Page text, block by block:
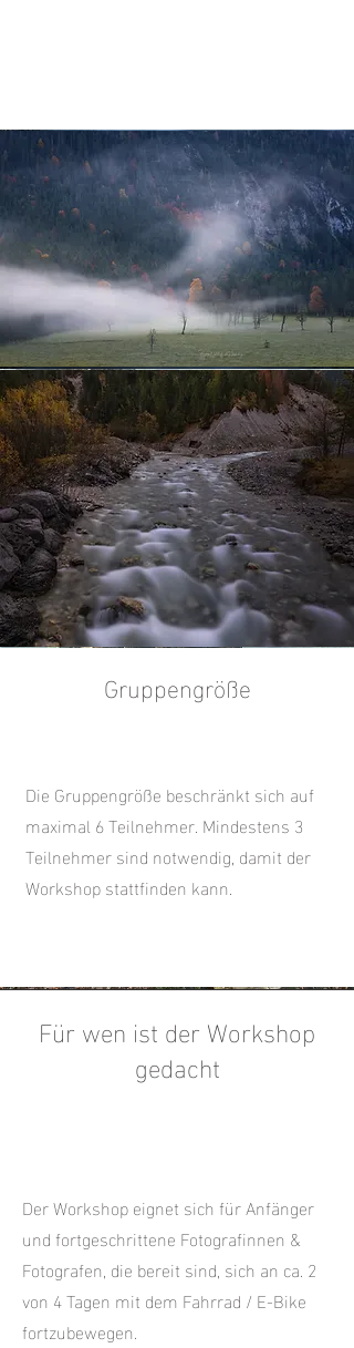
Gruppengröße
Die Gruppengröße beschränkt sich auf
maximal 6 Teilnehmer. Mindestens 3
Teilnehmer sind notwendig, damit der
Workshop stattfinden kann.
Für wen ist der Workshop
gedacht
Der Workshop eignet sich für Anfänger
und fortgeschrittene Fotografinnen &
Fotografen, die bereit sind, sich an ca. 2
von 4 Tagen mit dem Fahrrad / E-Bike
fortzubewegen.